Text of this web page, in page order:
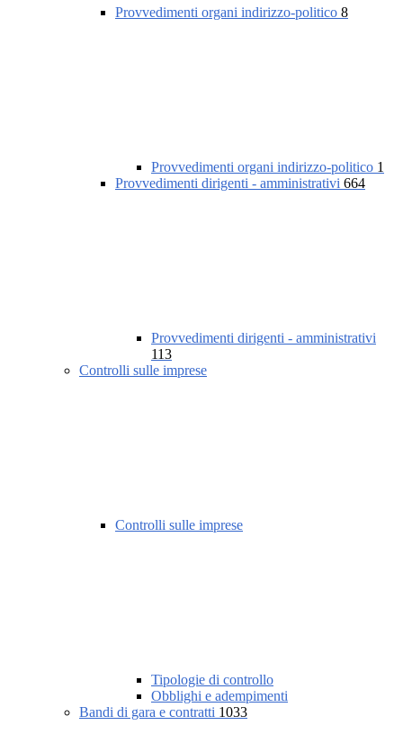
Provvedimenti organi indirizzo-politico 8
Provvedimenti organi indirizzo-politico 1
Provvedimenti dirigenti - amministrativi 664
Provvedimenti dirigenti - amministrativi
113
Controlli sulle imprese
Controlli sulle imprese
Tipologie di controllo
Obblighi e adempimenti
Bandi di gara e contratti 1033